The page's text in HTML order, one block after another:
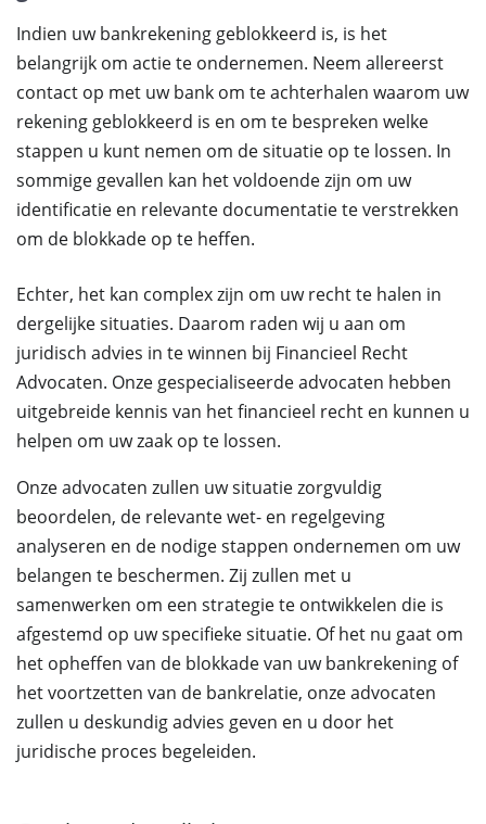
Indien uw bankrekening geblokkeerd is, is het
belangrijk om actie te ondernemen. Neem allereerst
contact op met uw bank om te achterhalen waarom uw
rekening geblokkeerd is en om te bespreken welke
stappen u kunt nemen om de situatie op te lossen. In
sommige gevallen kan het voldoende zijn om uw
identificatie en relevante documentatie te verstrekken
om de blokkade op te heffen.
Echter, het kan complex zijn om uw recht te halen in
dergelijke situaties. Daarom raden wij u aan om
juridisch advies in te winnen bij Financieel Recht
Advocaten. Onze gespecialiseerde advocaten hebben
uitgebreide kennis van het financieel recht en kunnen u
helpen om uw zaak op te lossen.
Onze advocaten zullen uw situatie zorgvuldig
beoordelen, de relevante wet- en regelgeving
analyseren en de nodige stappen ondernemen om uw
belangen te beschermen. Zij zullen met u
samenwerken om een strategie te ontwikkelen die is
afgestemd op uw specifieke situatie. Of het nu gaat om
het opheffen van de blokkade van uw bankrekening of
het voortzetten van de bankrelatie, onze advocaten
zullen u deskundig advies geven en u door het
juridische proces begeleiden.